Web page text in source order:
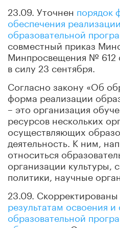
23.09. Уточнен порядок
обеспечения
образовательной
совместный приказ
Минпросвещения № 612
в силу 23 сентября.
Согласно закону «Об
форма реализации
– это организация
ресурсов нескольких
осуществляющих
деятельность. К ним,
относиться
организации культуры,
политики, научные
23.09. Скорректированы
результатам освоения
образовательной